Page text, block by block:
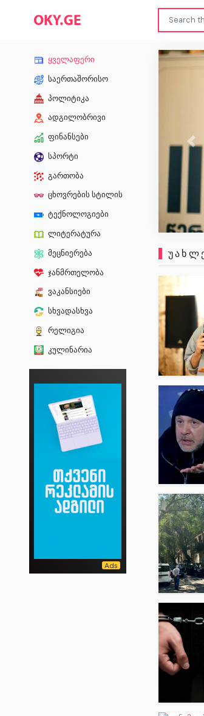
ყველაფერი
საერთაშორისო
პოლიტიკა
ადგილობრივი
ფინანსები
სპორტი
გართობა
ცხოვრების სტილის
ტექნოლოგიები
ლიტერატურა
მეცნიერება
ჯანმრთელობა
ვაკანსიები
სხვადასხვა
რელიგია
კულინარია